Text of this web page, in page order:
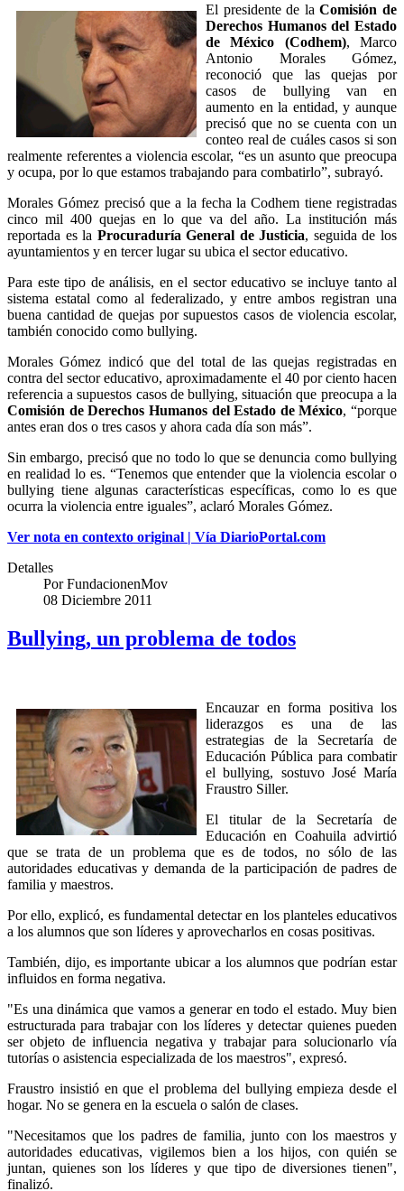
El presidente de laComisión de
Derechos Humanos del Estado
de México (Codhem), Marco
Antonio Morales Gómez,
reconoció que las quejas por
casos de bullying van en
aumento en la entidad, y aunque
precisó que no se cuenta con un
conteo real de cuáles casos si son
realmente referentes a violencia escolar, “es un asunto que preocupa
y ocupa, por lo que estamos trabajando para combatirlo”, subrayó.
Morales Gómez precisó que a la fecha la Codhem tiene registradas
cinco mil 400 quejas en lo que va del año. La institución más
reportada es la Procuraduría General de Justicia, seguida de los
ayuntamientos y en tercer lugar su ubica el sector educativo.
Para este tipo de análisis, en el sector educativo se incluye tanto al
sistema estatal como al federalizado, y entre ambos registran una
buena cantidad de quejas por supuestos casos de violencia escolar,
también conocido como bullying.
Morales Gómez indicó que del total de las quejas registradas en
contra del sector educativo, aproximadamente el 40 por ciento hacen
referencia a supuestos casos de bullying, situación que preocupa a la
Comisión de Derechos Humanos del Estado de México, “porque
antes eran dos o tres casos y ahora cada día son más”.
Sin embargo, precisó que no todo lo que se denuncia como bullying
en realidad lo es. “Tenemos que entender que la violencia escolar o
bullying tiene algunas características específicas, como lo es que
ocurra la violencia entre iguales”, aclaró Morales Gómez.
Ver nota en contexto original | Vía DiarioPortal.com
Detalles
PorFundacionenMov
08 Diciembre 2011
Bullying, un problema de todos
Encauzar en forma positiva los
liderazgos es una de las
estrategias de la Secretaría de
Educación Pública para combatir
el bullying, sostuvo José María
Fraustro Siller.
El titular de la Secretaría de
Educación en Coahuila advirtió
que se trata de un problema que es de todos, no sólo de las
autoridades educativas y demanda de la participación de padres de
familia y maestros.
Por ello, explicó, es fundamental detectar en los planteles educativos
a los alumnos que son líderes y aprovecharlos en cosas positivas.
También, dijo, es importante ubicar a los alumnos que podrían estar
influidos en forma negativa.
"Es una dinámica que vamos a generar en todo el estado. Muy bien
estructurada para trabajar con los líderes y detectar quienes pueden
ser objeto de influencia negativa y trabajar para solucionarlo vía
tutorías o asistencia especializada de los maestros", expresó.
Fraustro insistió en que el problema del bullying empieza desde el
hogar. No se genera en la escuela o salón de clases.
"Necesitamos que los padres de familia, junto con los maestros y
autoridades educativas, vigilemos bien a los hijos, con quién se
juntan, quienes son los líderes y que tipo de diversiones tienen",
finalizó.